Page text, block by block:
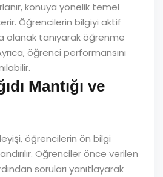
konuya yönelik temel
Öğrencilerin bilgiyi aktif
olanak tanıyarak öğrenme
öğrenci performansını
Mantığı ve
öğrencilerin ön bilgi
Öğrenciler önce verilen
soruları yanıtlayarak